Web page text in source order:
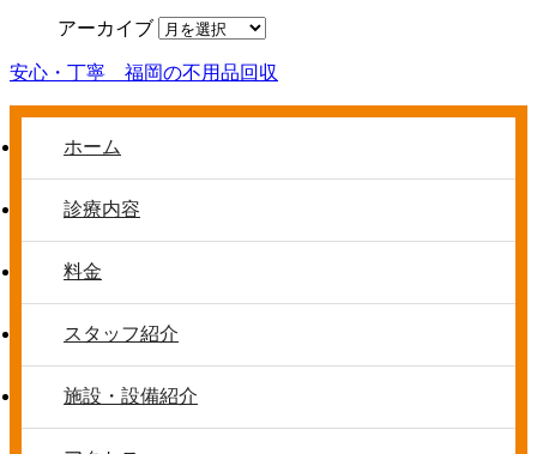
アーカイブ
安心・丁寧 福岡の不用品回収
ホーム
診療内容
料金
スタッフ紹介
施設・設備紹介